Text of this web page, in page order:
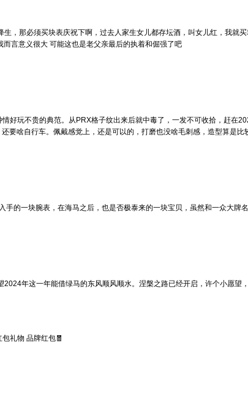
生，那必须买块表庆祝下啊，过去人家生女儿都存坛酒，叫女儿红，我就
而言意义很大 可能这也是老父亲最后的执着和倔强了吧
好玩不贵的典范。从PRX格子纹出来后就中毒了，一发不可收拾，赶在
要啥自行车。佩戴感觉上，还是可以的，打磨也没啥毛刺感，造型算是
手的一块腕表，在海马之后，也是否极泰来的一块宝贝，虽然和一众大牌
2024年这一年能借绿马的东风顺风顺水。涅槃之路已经开启，许个小愿望
礼物 品牌红包🧧